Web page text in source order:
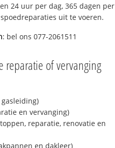
24 uur per dag, 365 dagen per
uit te voeren.
: bel ons 077-2061511
reparatie of vervanging
en vervanging)
reparatie, renovatie en
en dakleer)